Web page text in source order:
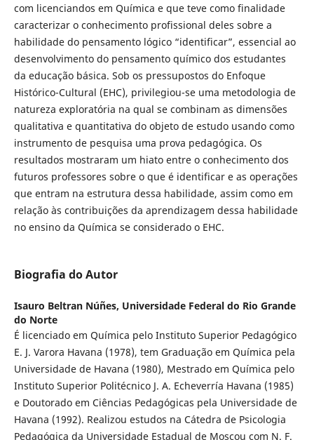
com licenciandos em Química e que teve como finalidade
caracterizar o conhecimento profissional deles sobre a
habilidade do pensamento lógico “identificar”, essencial ao
desenvolvimento do pensamento químico dos estudantes
da educação básica. Sob os pressupostos do Enfoque
Histórico-Cultural (EHC), privilegiou-se uma metodologia de
natureza exploratória na qual se combinam as dimensões
qualitativa e quantitativa do objeto de estudo usando como
instrumento de pesquisa uma prova pedagógica. Os
resultados mostraram um hiato entre o conhecimento dos
futuros professores sobre o que é identificar e as operações
que entram na estrutura dessa habilidade, assim como em
relação às contribuições da aprendizagem dessa habilidade
no ensino da Química se considerado o EHC.
Biografia do Autor
Isauro Beltran Núñes, Universidade Federal do Rio Grande
do Norte
É licenciado em Química pelo Instituto Superior Pedagógico
E. J. Varora Havana (1978), tem Graduação em Química pela
Universidade de Havana (1980), Mestrado em Química pelo
Instituto Superior Politécnico J. A. Echeverría Havana (1985)
e Doutorado em Ciências Pedagógicas pela Universidade de
Havana (1992). Realizou estudos na Cátedra de Psicologia
Pedagógica da Universidade Estadual de Moscou com N. F.